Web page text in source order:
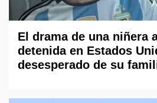
El drama de una niñera
detenida en Estados
desesperado de su